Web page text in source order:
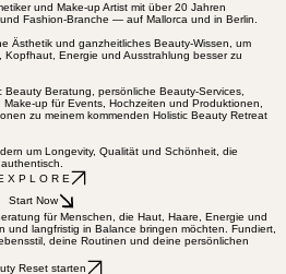
und Make-up Artist mit über 20 Jahren
Fashion-Branche — auf Mallorca und in Berlin.
Ästhetik und ganzheitliches Beauty-Wissen, um
Energie und Ausstrahlung besser zu
Beratung, persönliche Beauty-Services,
up für Events, Hochzeiten und Produktionen,
zu meinem kommenden Holistic Beauty Retreat
um Longevity, Qualität und Schönheit, die
X P L O R E
für Menschen, die Haut, Haare, Energie und
und langfristig in Balance bringen möchten. Fundiert,
deine Routinen und deine persönlichen
Reset starten
Start Now